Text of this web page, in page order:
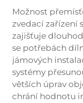
Možnost
zvedací zařízení
zajišťuje
se potřebách
jámových
systémy
větších úprav
chrání hodnotu